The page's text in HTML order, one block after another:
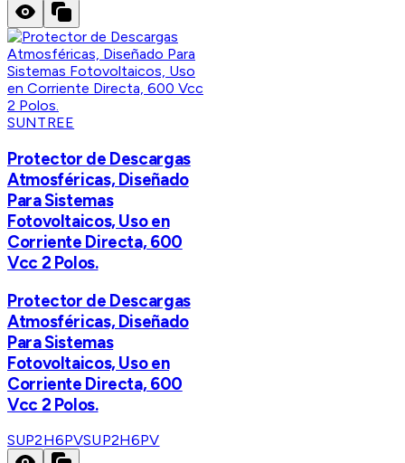
SUNTREE
Protector de Descargas
Atmosféricas, Diseñado
Para Sistemas
Fotovoltaicos, Uso en
Corriente Directa, 600
Vcc 2 Polos.
Protector de Descargas
Atmosféricas, Diseñado
Para Sistemas
Fotovoltaicos, Uso en
Corriente Directa, 600
Vcc 2 Polos.
SUP2H6PVSUP2H6PV